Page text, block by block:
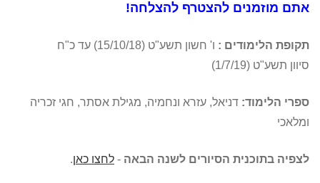
אתם מוזמנים להצטרף להצלחה!
תקופת הלימודים :
ו' חשון תשע"ט (15/10/18) עד כ"ח
סיוון תשע"ט (1/7/19)
ספרי הלימוד: דניאל, עזרא ונחמיה, מגילת אסתר, חגי זכריה
ומלאכי
לצפיה בתוכנית הסיורים לשנה הבאה - לחצו כאן.